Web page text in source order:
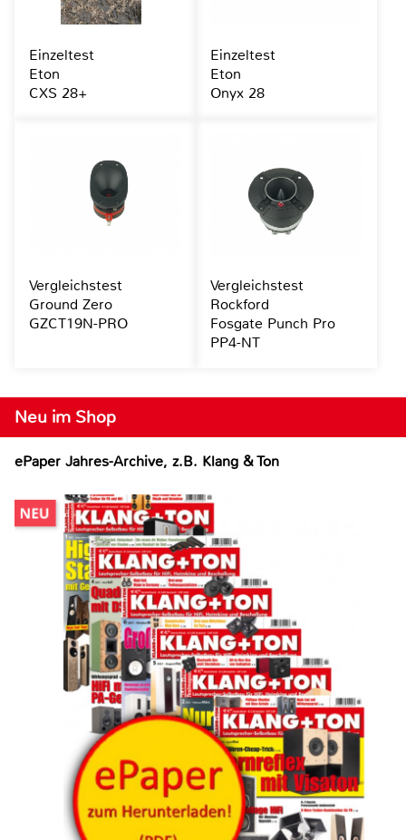
Neu im Shop
ePaper Jahres-Archive, z.B. Klang & Ton
Einzeltest
Eton
CXS 28+
Einzeltest
Eton
Onyx 28
Vergleichstest
Ground Zero
GZCT19N-PRO
Vergleichstest
Rockford
Fosgate Punch Pro
PP4-NT